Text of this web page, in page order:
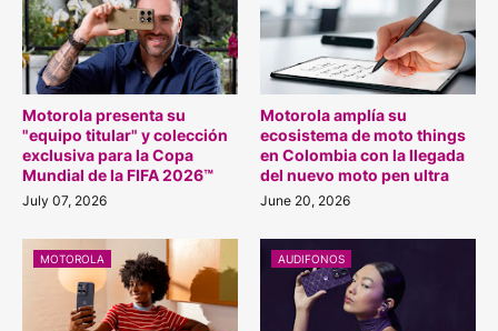
Motorola presenta su
"equipo titular" y colección
exclusiva para la Copa
Mundial de la FIFA 2026™
July 07, 2026
Motorola amplía su
ecosistema de moto things
en Colombia con la llegada
del nuevo moto pen ultra
June 20, 2026
MOTOROLA AUDIFONOS